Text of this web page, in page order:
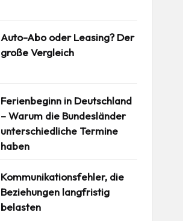
Auto-Abo oder Leasing? Der
große Vergleich
Ferienbeginn in Deutschland
– Warum die Bundesländer
unterschiedliche Termine
haben
Kommunikationsfehler, die
Beziehungen langfristig
belasten